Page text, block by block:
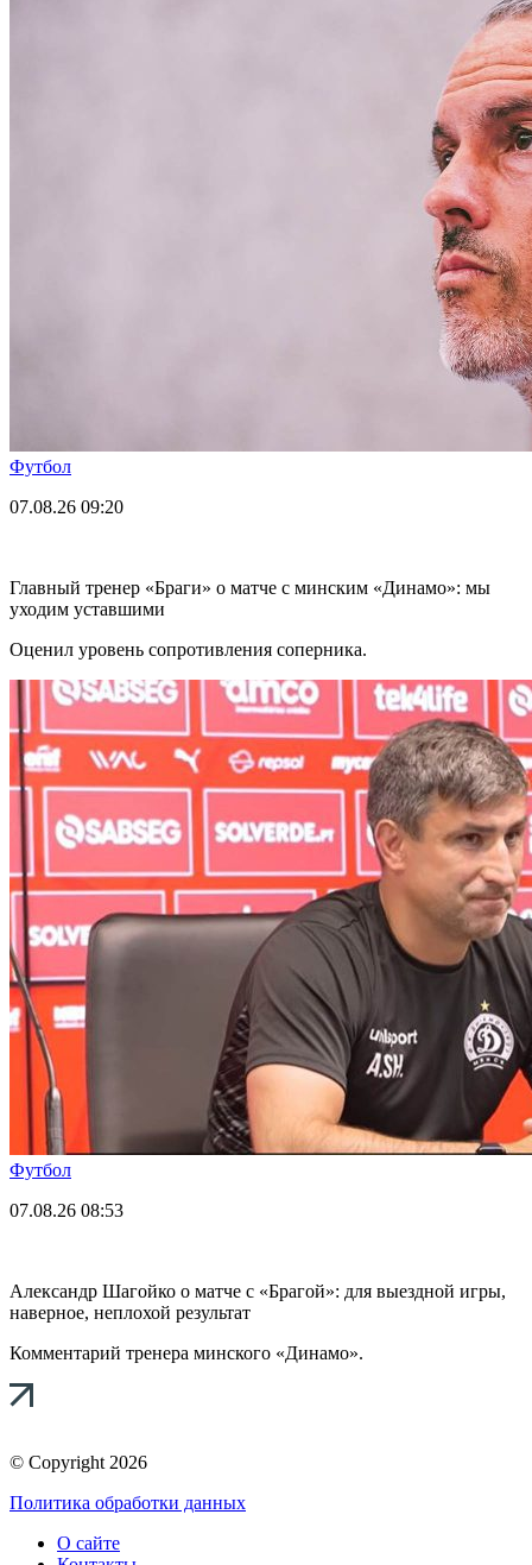
Футбол
07.08.26 09:20
Главный тренер «Браги» о матче с минским «Динамо»: мы
уходим уставшими
Оценил уровень сопротивления соперника.
Футбол
07.08.26 08:53
Александр Шагойко о матче с «Брагой»: для выездной игры,
наверное, неплохой результат
Комментарий тренера минского «Динамо».
© Copyright 2026
Политика обработки данных
О сайте